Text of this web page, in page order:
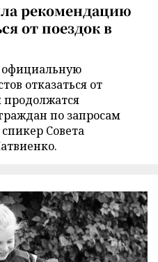
рекомендацию
от поездок в
официальную
отказаться от
по запросам
Совета